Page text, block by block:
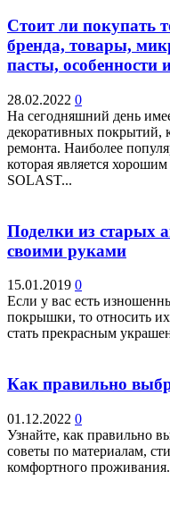
Стоит ли покупать
бренда, товары,
пасты, особенности
28.02.2022 0
На сегодняшний день
декоративных покрытий,
ремонта. Наиболее
которая является
SOLAST...
Поделки из старых
своими руками
15.01.2019 0
Если у вас есть
покрышки, то относить
стать прекрасным
Как правильно
01.12.2022 0
Узнайте, как правильно
советы по материалам,
комфортного проживания.